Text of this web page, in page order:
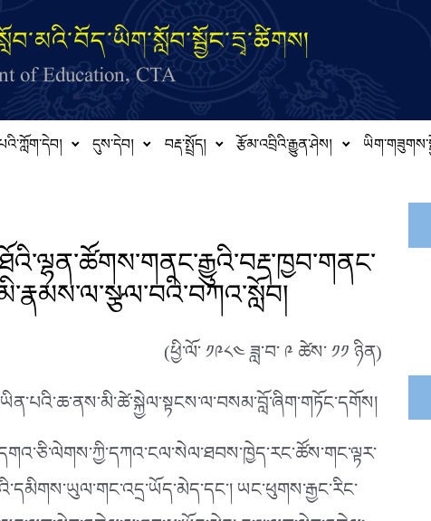
of Education, CTA
དུས་དེབ། བརྡ་སྤྲོད། རྩོམ་འབྲིའི་རྒྱུན་ཤེས།
(ཕྱི་ལོ་ ༡༩༨༤ ཟླ་བ་ ༩ ཚེས་ ༡༡ ཉིན)
ཡང་ཕུགས་རྒྱང་རིང་